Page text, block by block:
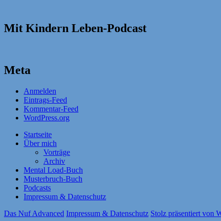
Mit Kindern Leben-Podcast
Meta
Anmelden
Eintrags-Feed
Kommentar-Feed
WordPress.org
Startseite
Über mich
Vorträge
Archiv
Mental Load-Buch
Musterbruch-Buch
Podcasts
Impressum & Datenschutz
Das Nuf Advanced Impressum & Datenschutz Stolz präsentiert von